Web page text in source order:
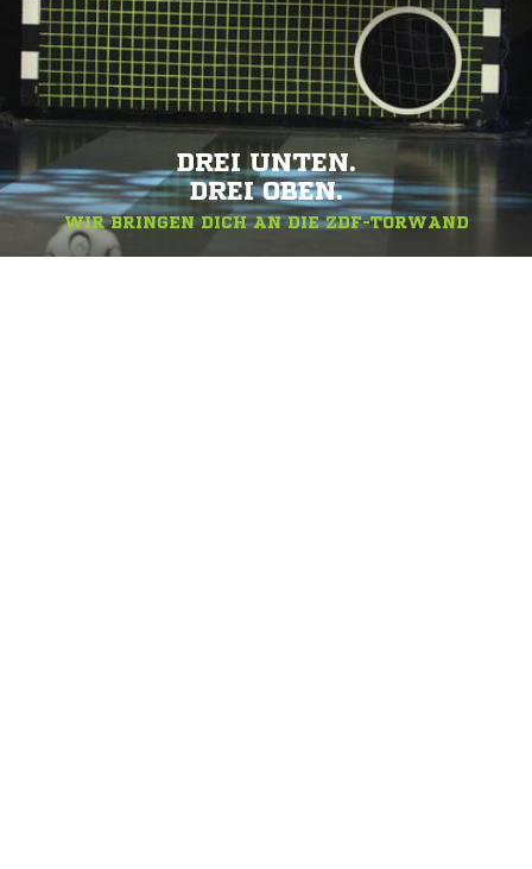
DREI UNTEN.
DREI OBEN.
WIR BRINGEN DICH AN DIE ZDF-TORWAND